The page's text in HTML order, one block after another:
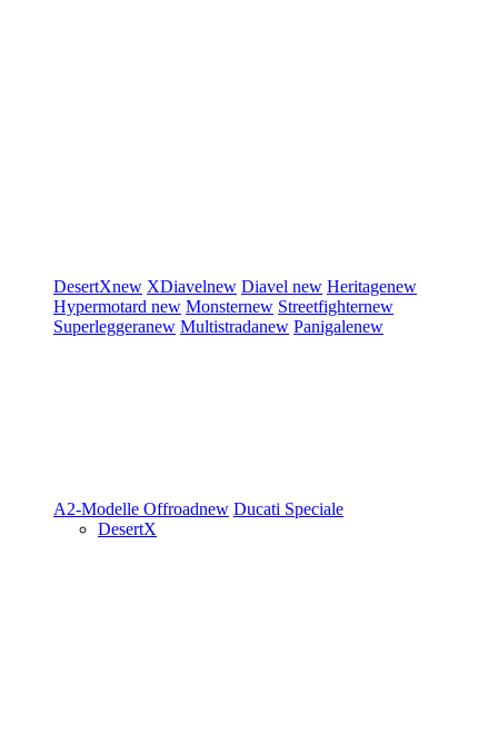
DesertXnew XDiavelnew Diavel new Heritagenew
Hypermotard new Monsternew Streetfighternew
Superleggeranew Multistradanew Panigalenew
A2-Modelle Offroadnew Ducati Speciale
DesertX